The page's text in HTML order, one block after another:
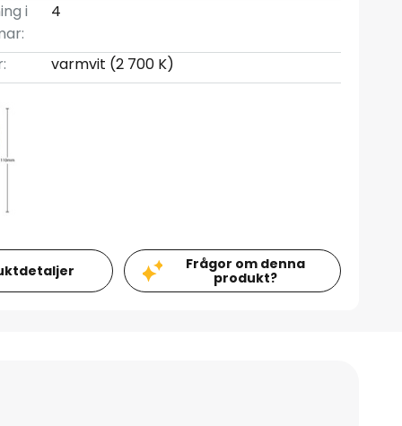
i
4
varmvit (2 700 K)
Frågor om denna
produkt?